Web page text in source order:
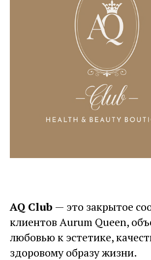
AQ Club — это закрытое
клиентов Aurum Queen,
любовью к эстетике,
здоровому образу жизни.